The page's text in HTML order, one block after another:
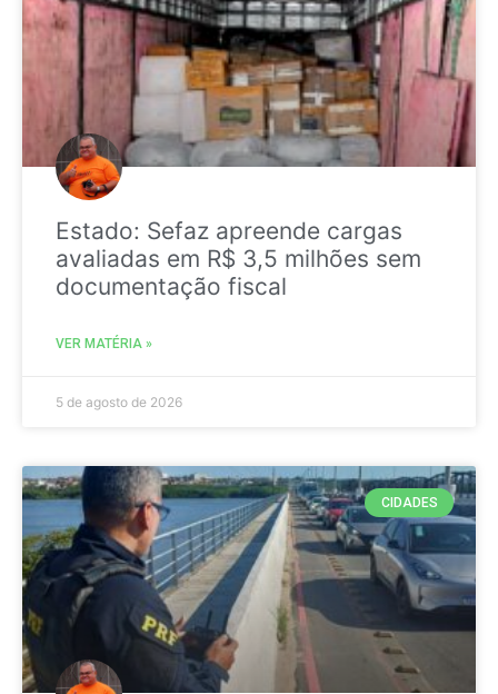
Estado: Sefaz apreende cargas
avaliadas em R$ 3,5 milhões sem
documentação fiscal
VER MATÉRIA »
5 de agosto de 2026
CIDADES